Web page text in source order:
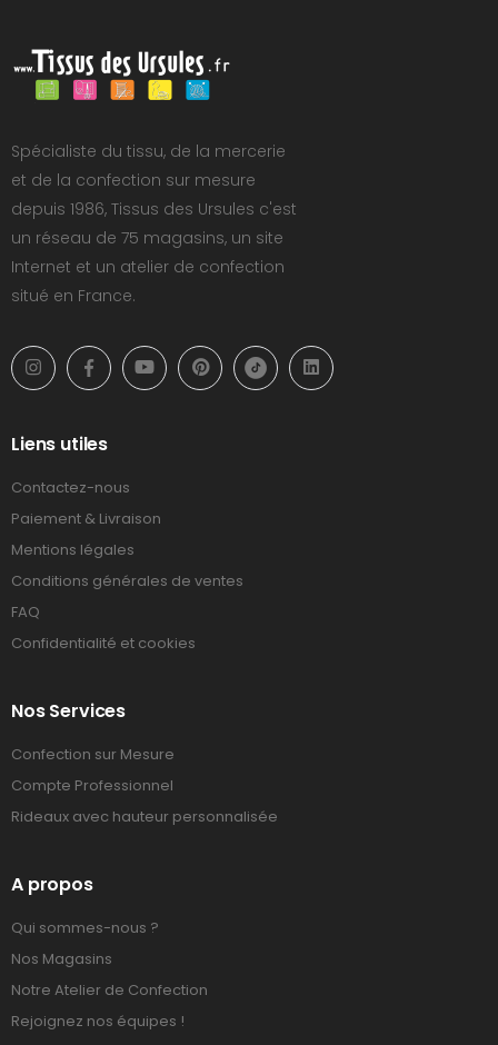
Spécialiste du tissu, de la mercerie
et de la confection sur mesure
depuis 1986, Tissus des Ursules c'est
un réseau de 75 magasins, un site
Internet et un atelier de confection
situé en France.
Liens utiles
Contactez-nous
Paiement & Livraison
Mentions légales
Conditions générales de ventes
FAQ
Confidentialité et cookies
Nos Services
Confection sur Mesure
Compte Professionnel
Rideaux avec hauteur personnalisée
A propos
Qui sommes-nous ?
Nos Magasins
Notre Atelier de Confection
Rejoignez nos équipes !